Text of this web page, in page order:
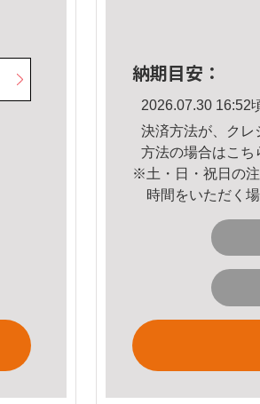
納期目安：
2026.07.30 16:52
決済方法が、クレ
方法の場合はこち
※土・日・祝日の
時間をいただく